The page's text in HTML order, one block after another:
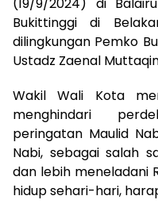
Bukittinggi di
dilingkungan Pemko
Ustadz Zaenal
Wakil Wali Kota
menghindari
peringatan Maulid
Nabi, sebagai salah
dan lebih meneladani
hidup sehari-hari,